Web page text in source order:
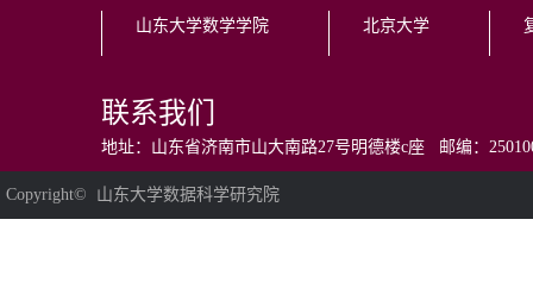
山东大学数学学院 北京大学
联系我们
地址：山东省济南市山大南路27号明德楼c座 邮编：
Copyright© 山东大学数据科学研究院